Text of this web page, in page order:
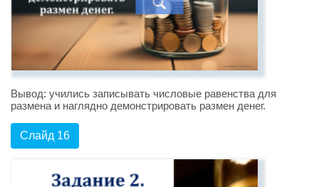
Вывод: учились записывать числовые равенства для
размена и наглядно демонстрировать размен денег.
Слайд 16